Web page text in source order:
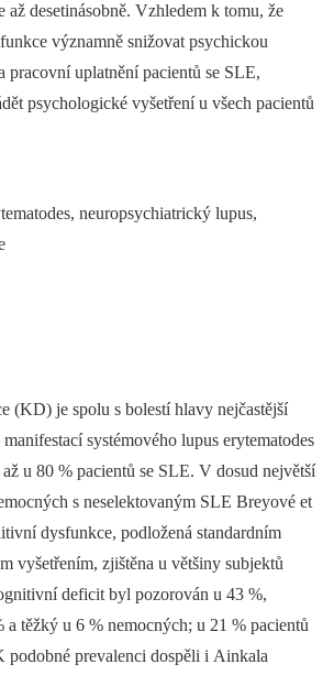
desetinásobně. Vzhledem k tomu, že
významně snižovat psychickou
pracovní uplatnění pacientů se SLE,
psychologické vyšetření u všech pacientů
neuropsychiatrický lupus,
(KD) je spolu s bolestí hlavy nejčastější
systémového lupus erytematodes
u 80 % pacientů se SLE. V dosud největší
s neselektovaným SLE Breyové et
dysfunkce, podložená standardním
vyšetřením, zjištěna u většiny subjektů
deficit byl pozorován u 43 %,
a těžký u 6 % nemocných; u 21 % pacientů
podobné prevalenci dospěli i Ainkala